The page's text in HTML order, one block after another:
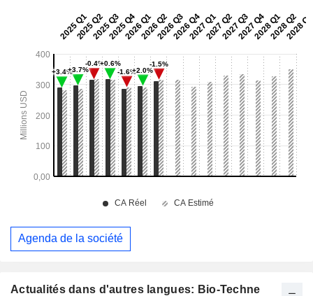
Actualités dans d'autres langues: Bio-Techne
Agenda de la société